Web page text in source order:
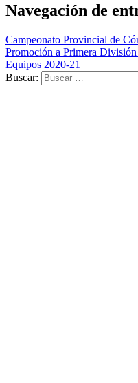
Navegación de
Campeonato Provincial de
Promoción a Primera
Equipos 2020-21
Buscar: